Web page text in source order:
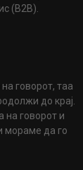
(B2B).
говорот, таа
до крај.
на говорот и
мораме да го